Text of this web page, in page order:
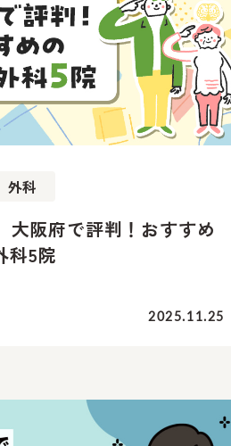
外科
大阪府で評判！おすすめ
科5院
2025.11.25